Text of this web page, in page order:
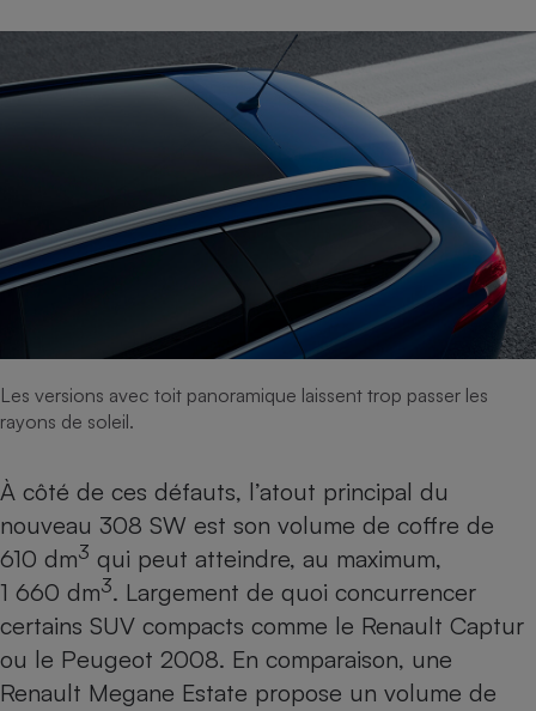
Les versions avec toit panoramique laissent trop passer les
rayons de soleil.
À côté de ces défauts, l’atout principal du
nouveau 308 SW est son volume de coffre de
610 dm3 qui peut atteindre, au maximum,
1 660 dm3. Largement de quoi concurrencer
certains SUV compacts comme le Renault Captur
ou le Peugeot 2008. En comparaison, une
Renault Megane Estate propose un volume de